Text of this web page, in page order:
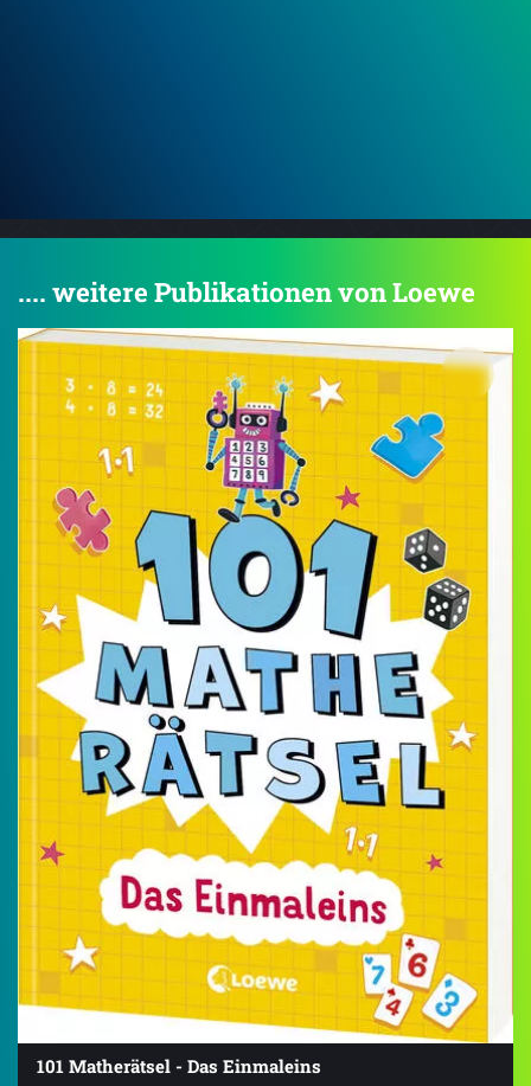
.... weitere Publikationen von Loewe
101 Matherätsel - Das Einmaleins